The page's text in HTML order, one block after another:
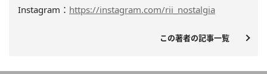
Instagram： https://instagram.com/rii_nostalgia
この著者の記事一覧